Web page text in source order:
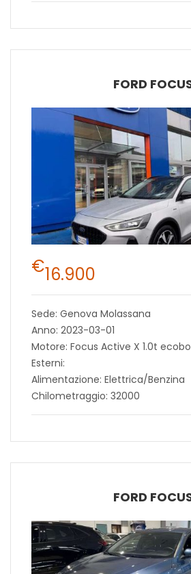
FORD
€16.900
Sede: Genova Molassana
Anno: 2023-03-01
Motore: Focus Active X 1.0t
Esterni:
Alimentazione: Elettrica/Benzina
Chilometraggio: 32000
FORD